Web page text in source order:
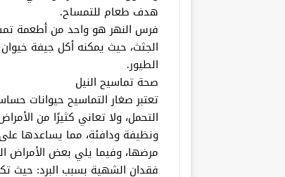
هدف طعام للتمساح.
فرس النهر هو واحد من أطعمة
الجثث، حيث يمكنه أكل جيفة
الطيور.
صحة تماسيح النيل
تعتبر صغار التماسيح حيوانات
التحمل، ولا تعاني كثيرًا من
ونظيفة ودافئة، مما يساعدها
مرضها، وفيما يلي بعض الأمراض